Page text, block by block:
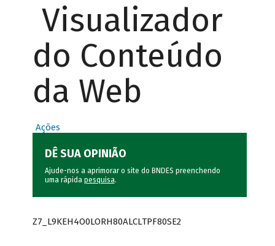
Visualizador
do Conteúdo
da Web
Ações
DÊ SUA OPINIÃO
Ajude-nos a aprimorar o site do BNDES preenchendo
uma rápida pesquisa.
Z7_L9KEH4O0LORH80ALCLTPF80SE2